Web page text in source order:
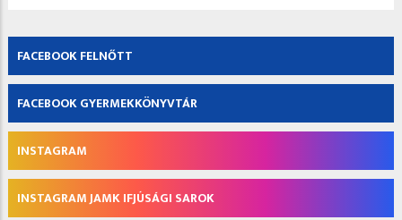
FACEBOOK FELNŐTT
FACEBOOK GYERMEKKÖNYVTÁR
INSTAGRAM
INSTAGRAM JAMK IFJÚSÁGI SAROK